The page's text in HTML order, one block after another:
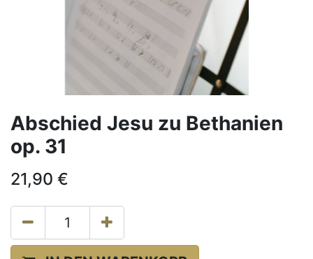
Abschied Jesu zu Bethanien
op. 31
21,90 €